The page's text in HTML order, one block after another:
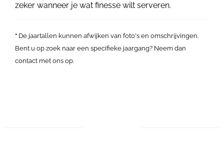
zeker wanneer je wat finesse wilt serveren.
* De jaartallen kunnen afwijken van foto's en omschrijvingen.
Bent u op zoek naar een specifieke jaargang? Neem dan
contact met ons op.